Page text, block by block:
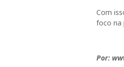
Com
foco na
Por: